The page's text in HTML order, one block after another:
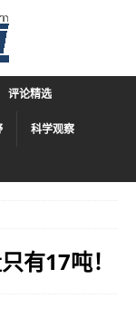
评论精选
科学观察
有17吨！